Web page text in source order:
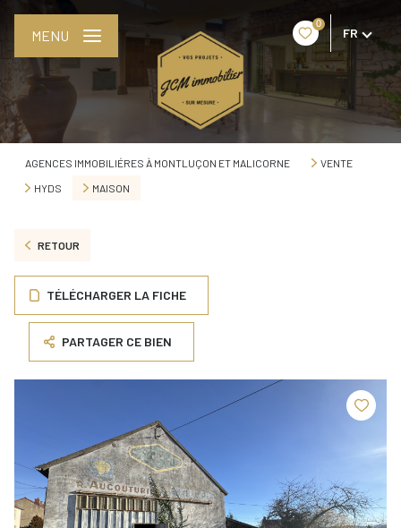
0
FR
MENU
AGENCES IMMOBILIÉRES À MONTLUÇON ET MALICORNE
VENTE
HYDS
MAISON
RETOUR
TÉLÉCHARGER LA FICHE
PARTAGER CE BIEN